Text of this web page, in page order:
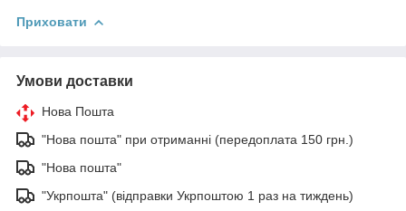
Приховати
Умови доставки
Нова Пошта
"Нова пошта" при отриманні (передоплата 150 грн.)
"Нова пошта"
"Укрпошта" (відправки Укрпоштою 1 раз на тиждень)